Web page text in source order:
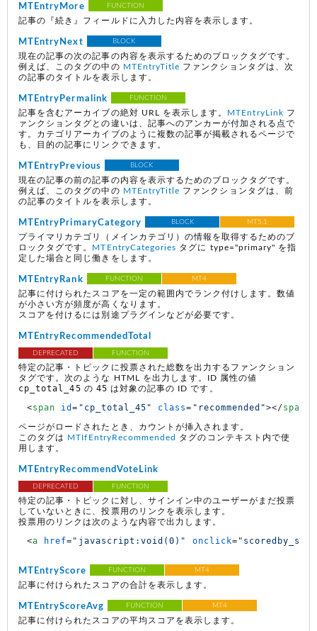
MTEntryMore FUNCTION
記事の『続き』フィールドに入力した内容を表示します。
MTEntryNext BLOCK
現在の記事の次の記事の内容を表示するためのブロックタグです。
例えば、このタグの中の MTEntryTitle ファンクションタグは、次
の記事のタイトルを表示します。
MTEntryPermalink FUNCTION
記事を含むアーカイブの絶対 URL を表示します。 MTEntryLink フ
ァンクションタグとの違いは、記事へのアンカーが付加される点で
す。カテゴリアーカイブのように複数の記事が掲載されるページで
も、目的の記事にリンクできます。
MTEntryPrevious BLOCK
現在の記事の前の記事の内容を表示するためのブロックタグです。
例えば、このタグの中の MTEntryTitle ファンクションタグは、前
の記事のタイトルを表示します。
MTEntryPrimaryCategory BLOCK MT5.1
プライマリカテゴリ（メインカテゴリ）の情報を取得するためのブ
ロックタグです。
MTEntryCategories タグに type="primary" を指
定した場合と同じ働きをします。
MTEntryRank FUNCTION MT4
記事に付けられたスコアを一定の範囲内でランク付けします。数値
が小さい方が頻度が高くなります。
スコアを付けるには別途プラグインなどが必要です。
MTEntryRecommendedTotal
DEPRECATED FUNCTION
特定の記事・トピックに投票された総数を出力するファンクション
タグです。次のような HTML を出力します。ID 属性の値
cp_total_45 の 45 は対象の記事の ID です。
<span id= "cp_total_45" class= "recommended"></span
ページがロードされたとき、カウントが挿入されます。
このタグは
MTIfEntryRecommended
タグのコンテキスト内で使
用します。
MTEntryRecommendVoteLink
DEPRECATED FUNCTION
特定の記事・トピックに対し、サインイン中のユーザーがまだ投票
していないときに、投票用のリンクを表示します。
投票用のリンクは次のような内容で出力します。
<a href= "javascript:void(0)" onclick=
MTEntryScore FUNCTION MT4
記事に付けられたスコアの合計を表示します。
MTEntryScoreAvg FUNCTION MT4
記事に付けられたスコアの平均スコアを表示します。